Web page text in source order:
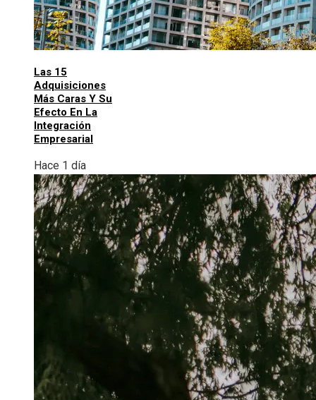
Las 15
Adquisiciones
Más Caras Y Su
Efecto En La
Integración
Empresarial
Hace 1 día